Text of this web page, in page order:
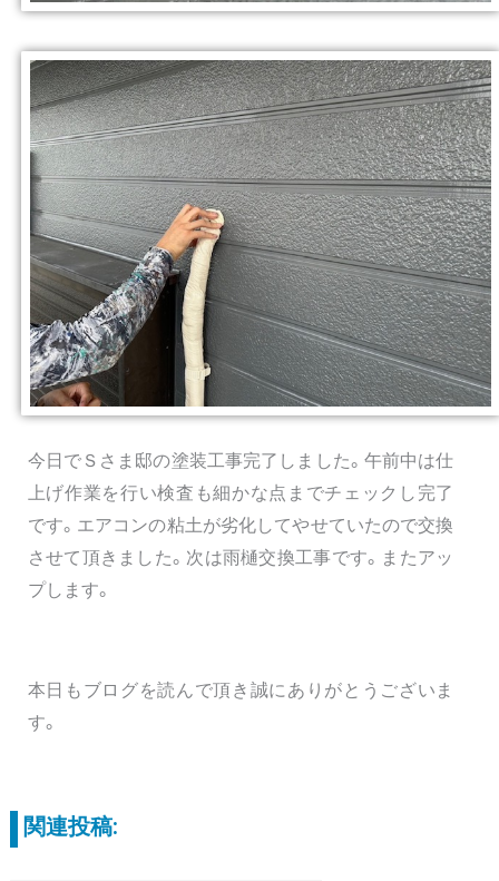
今日でＳさま邸の塗装工事完了しました。午前中は仕
上げ作業を行い検査も細かな点までチェックし完了
です。エアコンの粘土が劣化してやせていたので交換
させて頂きました。次は雨樋交換工事です。またアッ
プします。
本日もブログを読んで頂き誠にありがとうございま
す。
関連投稿: